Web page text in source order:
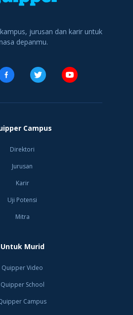
jurusan dan karir untuk
depanmu.
Campus
Direktori
Jurusan
Karir
Uji Potensi
Mitra
Untuk Murid
Quipper Video
Quipper School
Campus